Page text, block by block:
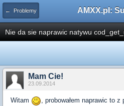
← Problemy
Nie da sie naprawic natywu
Mam Cie!
23.09.2014
Witam , probowałem naprawic to z